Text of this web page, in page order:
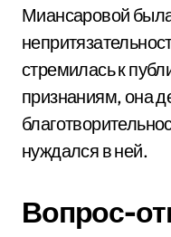
Миансаровой
стремилась к
признаниям, она
нуждался в ней.
Вопрос-